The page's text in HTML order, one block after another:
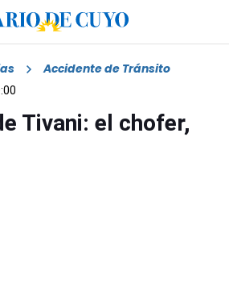
Accidente de Tránsito
Tivani: el chofer,